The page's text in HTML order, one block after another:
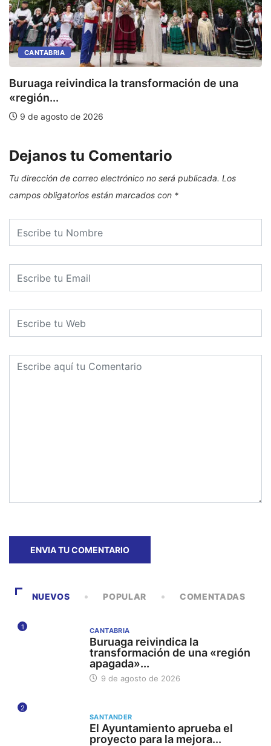
CANTABRIA
Buruaga reivindica la transformación de una
«región...
9 de agosto de 2026
Dejanos tu Comentario
Tu dirección de correo electrónico no será publicada. Los
campos obligatorios están marcados con *
NUEVOS POPULAR COMENTADAS
1 CANTABRIA
Buruaga reivindica la
transformación de una «región
apagada»...
9 de agosto de 2026
2
SANTANDER
El Ayuntamiento aprueba el
proyecto para la mejora...